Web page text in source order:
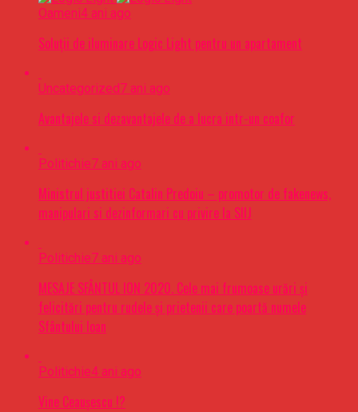
Oameni4 ani ago
Soluții de iluminare Logic Light pentru un apartament
Uncategorized7 ani ago
Avantajele si dezavantajele de a lucra intr-un coafor
Politichie7 ani ago
Ministrul justitiei Catalin Predoiu – promotor de fakenews,
manipulari si dezinformari cu privire la SIIJ
Politichie7 ani ago
MESAJE SFÂNTUL ION 2020. Cele mai frumoase urări şi
felicitări pentru rudele şi prietenii care poartă numele
Sfântului Ioan
Politichie4 ani ago
Vine Ceaușescu !?